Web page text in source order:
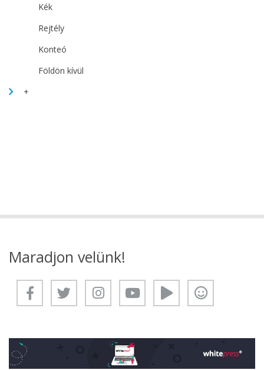
Kék
Rejtély
Konteó
Földön kívül
+
Maradjon velünk!